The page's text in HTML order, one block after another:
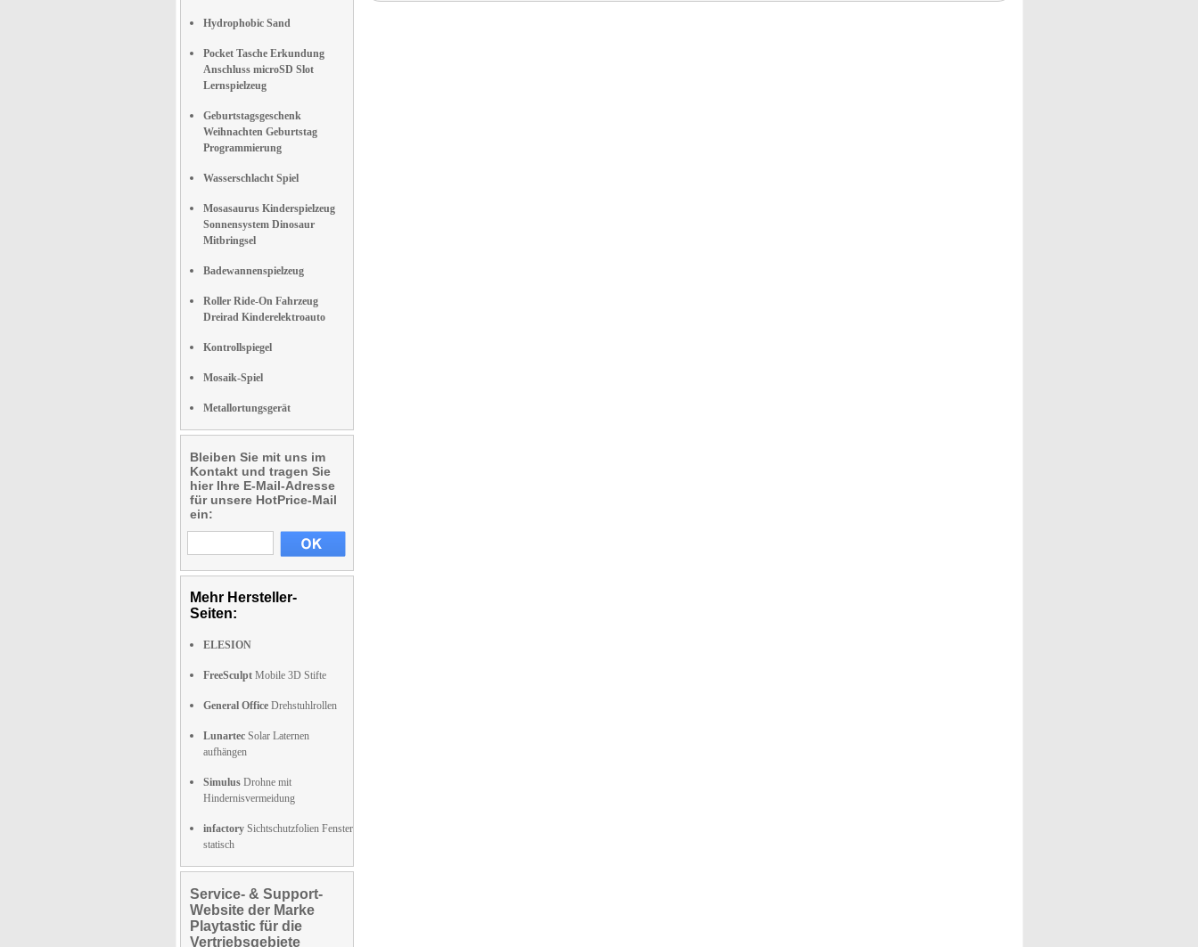
Hydrophobic Sand
Pocket Tasche Erkundung
Anschluss microSD Slot
Lernspielzeug
Geburtstagsgeschenk
Weihnachten Geburtstag
Programmierung
Wasserschlacht Spiel
Mosasaurus Kinderspielzeug
Sonnensystem Dinosaur
Mitbringsel
Badewannenspielzeug
Roller Ride-On Fahrzeug
Dreirad Kinderelektroauto
Kontrollspiegel
Mosaik-Spiel
Metallortungsgerät
Bleiben Sie mit uns im
Kontakt und tragen Sie
hier Ihre E-Mail-Adresse
für unsere HotPrice-Mail
ein:
Mehr Hersteller-
Seiten:
ELESION
FreeSculpt Mobile 3D Stifte
General Office Drehstuhlrollen
Lunartec Solar Laternen
aufhängen
Simulus Drohne mit
Hindernisvermeidung
infactory Sichtschutzfolien Fenster
statisch
Service- & Support-
Website der Marke
Playtastic für die
Vertriebsgebiete